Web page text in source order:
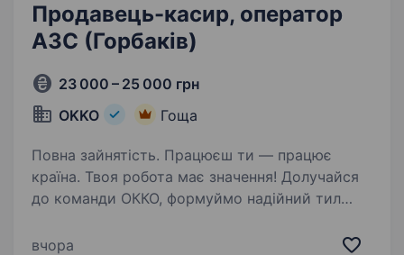
Продавець-касир, оператор
АЗС (Горбаків)
23 000 – 25 000 грн
OKKO
Гоща
Повна зайнятість. Працюєш ти — працює
країна. Твоя робота має значення! Долучайся
до команди ОККО, формуймо надійний тил
КАСИРА (оператора АЗК)!
вчора